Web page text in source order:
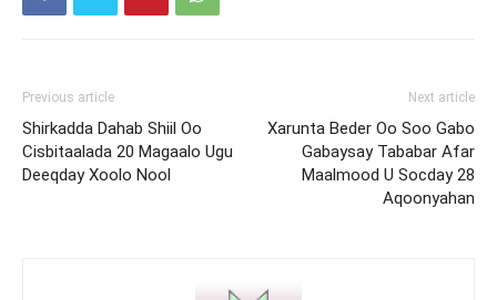
Previous article
Shirkadda Dahab Shiil Oo
Cisbitaalada 20 Magaalo Ugu
Deeqday Xoolo Nool
Next article
Xarunta Beder Oo Soo Gabo
Gabaysay Tababar Afar
Maalmood U Socday 28
Aqoonyahan